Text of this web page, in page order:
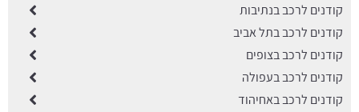
קודנים לרכב בנתיבות
קודנים לרכב בתל אביב
קודנים לרכב בצופים
קודנים לרכב בעפולה
קודנים לרכב באחיהוד